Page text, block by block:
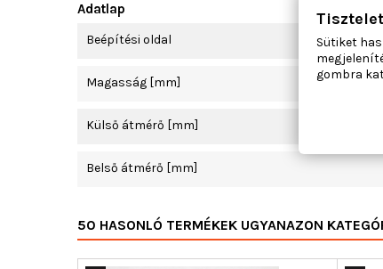
Adatlap
Beépítési oldal
Magasság [mm]
Külső átmérő [mm]
Belső átmérő [mm]
50 HASONLÓ TERMÉKEK UGYANAZON
Sütiket
gombra